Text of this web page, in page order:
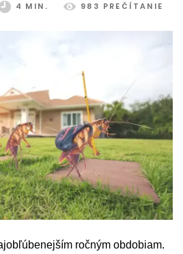
4 MIN. 983 PREČÍTANIE
ročným obdobiam.